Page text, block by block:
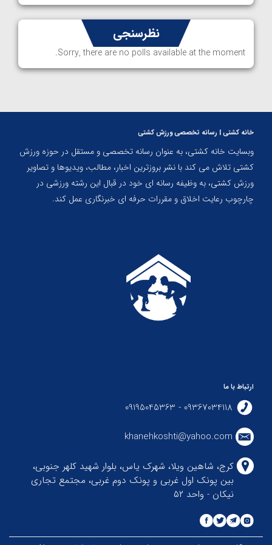
نظرسنجی
Sorry, there are no polls available at the moment.
خانه کشتی | رسانه تخصصی ورزش کشتی
وبسایت خانه کشتی، به عنوان رسانه تخصصی و مستقل در حوزه ورزش
کشتی تلاش می کند با نشر بروزترین اخبار، مطالب، ویدیوها و تصاویر
ورزش کشتی، به وظیفه رسانه ای خود در قبال این رشته ورزشی در
چارچوب رعایت اخلاق و مقررات حرفه ای خبرنگاری عمل کند.
ارتباط با ما
09367034118 - 09195045363
khanehkoshti@yahoo.com
کرج، شاهین ویلا، شهرک یاس، بلوار شهید کلهر جنوبی،
بین پونک اول غربی و پونک دوم غربی، مجتمع تجاری
نیکان - واحد ۵۲